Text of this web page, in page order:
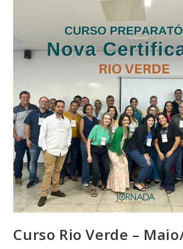
Curso Rio Verde –